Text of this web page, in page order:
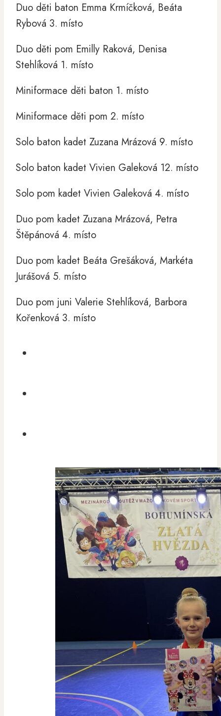
Duo děti baton Emma Krmíčková, Beáta
Rybová 3. místo
Duo děti pom Emilly Raková, Denisa
Stehlíková 1. místo
Miniformace děti baton 1. místo
Miniformace děti pom 2. místo
Solo baton kadet Zuzana Mrázová 9. místo
Solo baton kadet Vivien Galeková 12. místo
Solo pom kadet Vivien Galeková 4. místo
Duo pom kadet Zuzana Mrázová, Petra
Štěpánová 4. místo
Duo pom kadet Beáta Grešáková, Markéta
Jurášová 5. místo
Duo pom juni Valerie Stehlíková, Barbora
Kořenková 3. místo